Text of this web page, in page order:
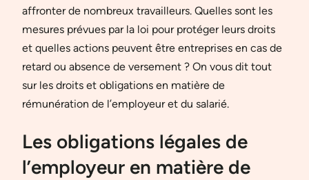
affronter de nombreux travailleurs. Quelles sont les
mesures prévues par la loi pour protéger leurs droits
et quelles actions peuvent être entreprises en cas de
retard ou absence de versement ? On vous dit tout
sur les droits et obligations en matière de
rémunération de l’employeur et du salarié.
Les obligations légales de
l’employeur en matière de